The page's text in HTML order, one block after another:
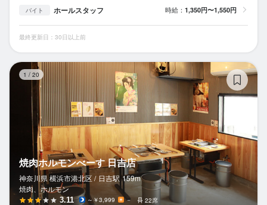
バイト ホールスタッフ 時給： 1,350円〜1,550円
最終更新日：30日以上前
1 / 20
焼肉ホルモンべーす 日吉店
神奈川県 横浜市港北区 / 日吉駅 159m
焼肉、ホルモン
3.11 ～￥3,999 － 22席